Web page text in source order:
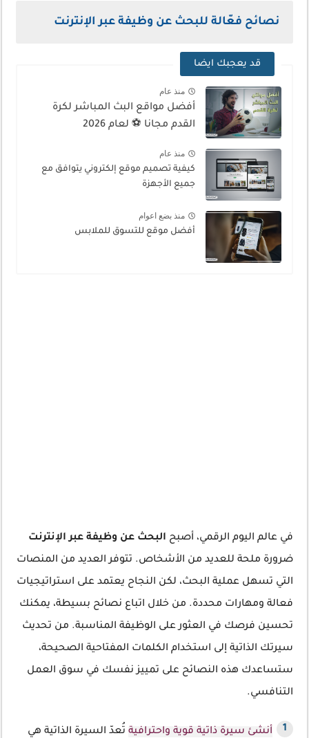
نصائح فعّالة للبحث عن وظيفة عبر الإنترنت
قد يعجبك ايضا
منذ عام
أفضل مواقع البث المباشر لكرة
القدم مجانا ⚽ لعام 2026
منذ عام
كيفية تصميم موقع إلكتروني يتوافق مع
جميع الأجهزة
منذ بضع اعوام
أفضل موقع للتسوق للملابس
في عالم اليوم الرقمي، أصبح البحث عن وظيفة عبر الإنترنت
ضرورة ملحة للعديد من الأشخاص. تتوفر العديد من المنصات
التي تسهل عملية البحث، لكن النجاح يعتمد على استراتيجيات
فعالة ومهارات محددة. من خلال اتباع نصائح بسيطة، يمكنك
تحسين فرصك في العثور على الوظيفة المناسبة. من تحديث
سيرتك الذاتية إلى استخدام الكلمات المفتاحية الصحيحة،
ستساعدك هذه النصائح على تمييز نفسك في سوق العمل
التنافسي.
أنشئ سيرة ذاتية قوية واحترافية تُعدّ السيرة الذاتية هي